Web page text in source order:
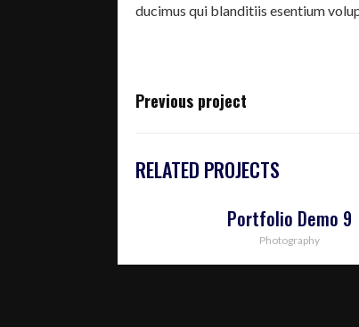
ducimus qui blanditiis esentium
Previous project
RELATED PROJECTS
Portfolio Demo 9
Photography